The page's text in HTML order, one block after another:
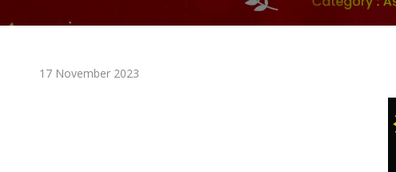
17 November 2023